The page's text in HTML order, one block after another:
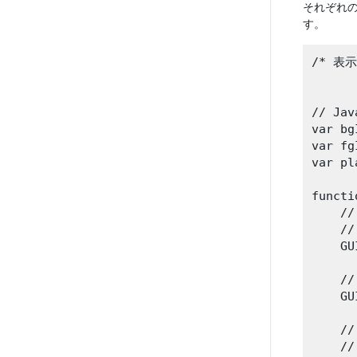
それぞれ
す。
/* 表示
//
var
var
var
//
//
//
//
//